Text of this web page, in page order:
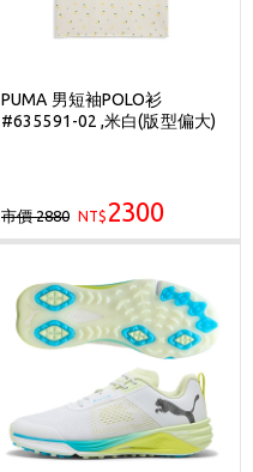
PUMA 男短袖POLO衫
#635591-02 ,米白(版型偏大)
市價 2880 NT$ 2300